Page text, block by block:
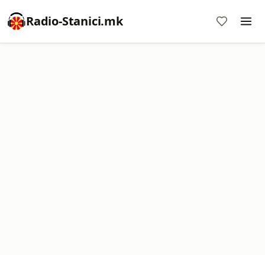
Radio-Stanici.mk